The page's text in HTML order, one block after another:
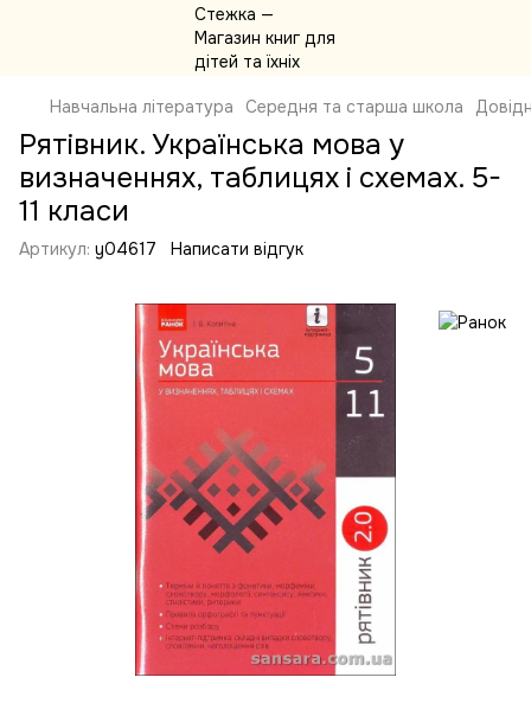
Навчальна література Середня та старша школа
Рятівник. Українська мова у
визначеннях, таблицях і схемах. 5-
11 класи
Артикул: y04617 Написати відгук